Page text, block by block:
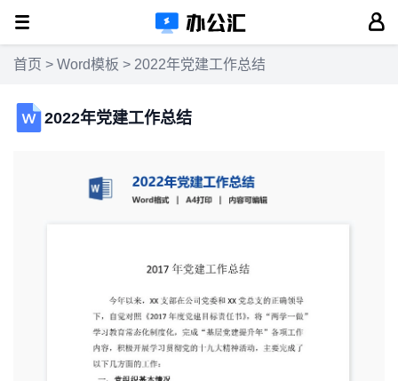
首页 > Word模板 > 2022年党建工作总结
2022年党建工作总结